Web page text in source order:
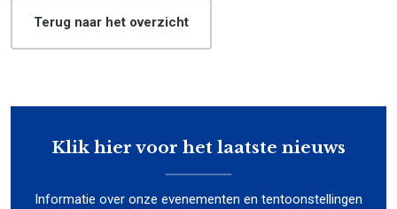
Terug naar het overzicht
Klik hier voor het laatste nieuws
Informatie over onze evenementen en tentoonstellingen